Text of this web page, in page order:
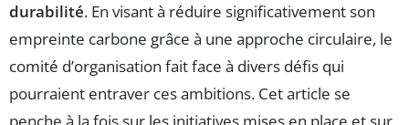
durabilité. En visant à réduire significativement son
empreinte carbone grâce à une approche circulaire, le
comité d’organisation fait face à divers défis qui
pourraient entraver ces ambitions. Cet article se